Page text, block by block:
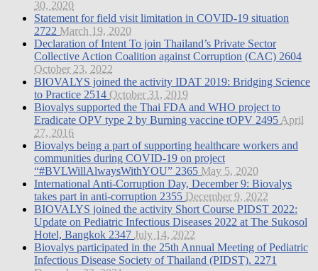
30, 2020
Statement for field visit limitation in COVID-19 situation
2722 March 19, 2020
Declaration of Intent To join Thailand’s Private Sector
Collective Action Coalition against Corruption (CAC) 2604
October 23, 2022
BIOVALYS joined the activity IDAT 2019: Bridging Science
to Practice 2514 October 31, 2019
Biovalys supported the Thai FDA and WHO project to
Eradicate OPV type 2 by Burning vaccine tOPV 2495 April
27, 2016
Biovalys being a part of supporting healthcare workers and
communities during COVID-19 on project
“#BVLWillAlwaysWithYOU” 2365 May 5, 2020
International Anti-Corruption Day, December 9: Biovalys
takes part in anti-corruption 2355 December 9, 2022
BIOVALYS joined the activity Short Course PIDST 2022:
Update on Pediatric Infectious Diseases 2022 at The Sukosol
Hotel, Bangkok 2347 July 14, 2022
Biovalys participated in the 25th Annual Meeting of Pediatric
Infectious Disease Society of Thailand (PIDST). 2271